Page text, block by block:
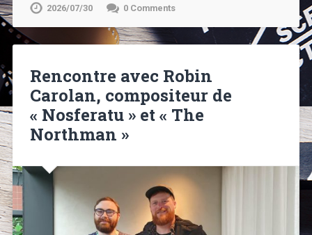
2026/07/30 0 Comments
Rencontre avec Robin
Carolan, compositeur de
« Nosferatu » et « The
Northman »